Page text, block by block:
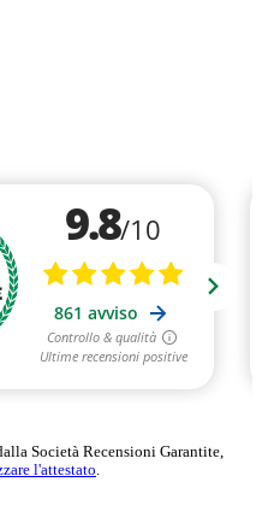
Società Recensioni Garantite,
l'attestato.